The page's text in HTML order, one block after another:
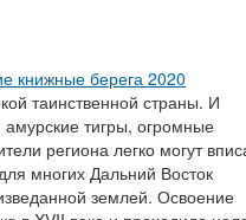
книжные берега 2020
таинственной страны. И
тигры, огромные
региона легко могут
многих Дальний Восток
землей. Освоение